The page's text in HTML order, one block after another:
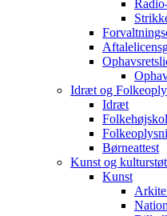
Idræt og
Idræt
Børneattest
Kunst og
Kunst